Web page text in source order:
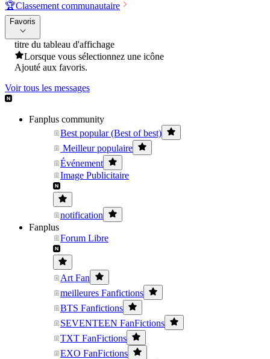
🏆Classement communautaire
Favoris
titre du tableau d'affichage
Lorsque vous sélectionnez une icône
Ajouté aux favoris.
Voir tous les messages
Fanplus community
Best popular (Best of best)
Meilleur populaire
Événement
Image Publicitaire
notification
Fanplus
Forum Libre
Art Fan
meilleures Fanfictions
BTS Fanfictions
SEVENTEEN FanFictions
TXT FanFictions
EXO FanFictions